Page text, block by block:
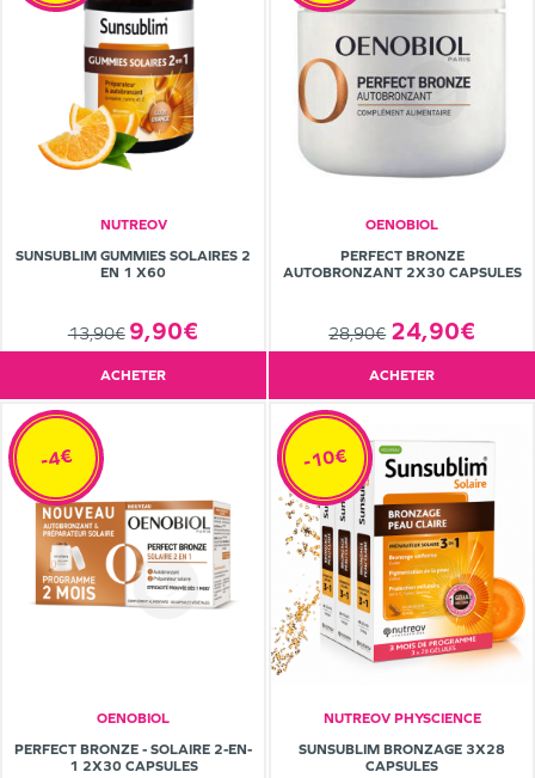
NUTREOV
SUNSUBLIM GUMMIES SOLAIRES 2
EN 1 X60
13,90€ 9,90€
ACHETER
OENOBIOL
PERFECT BRONZE
AUTOBRONZANT 2X30 CAPSULES
28,90€ 24,90€
ACHETER
OENOBIOL
PERFECT BRONZE - SOLAIRE 2-EN-
1 2X30 CAPSULES
-4€
NUTREOV PHYSCIENCE
SUNSUBLIM BRONZAGE 3X28
CAPSULES
-10€